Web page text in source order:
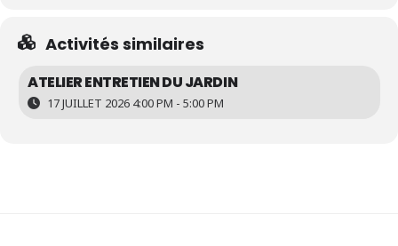
Activités similaires
ATELIER ENTRETIEN DU JARDIN
17 JUILLET 2026 4:00 PM - 5:00 PM